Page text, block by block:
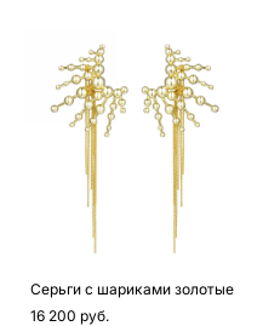
Серьги с шариками золотые
16 200 pуб.